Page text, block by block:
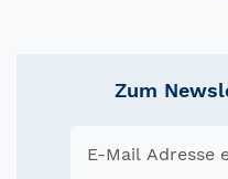
Zum